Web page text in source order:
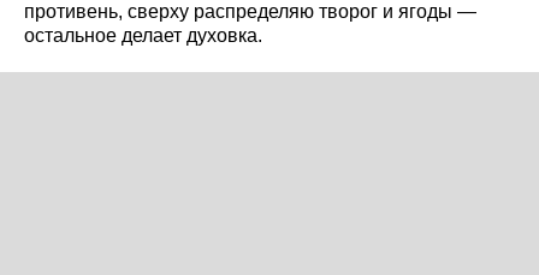
противень, сверху распределяю творог и ягоды —
остальное делает духовка.